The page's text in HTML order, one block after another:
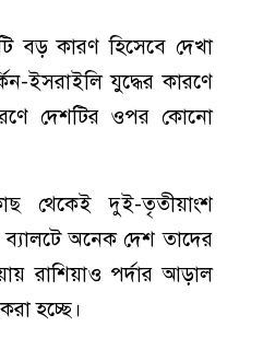
বড় কারণ হিসেবে দেখা
ইসরাইলি যুদ্ধের কারণে
দেশটির ওপর কোনো
থেকেই দুই-তৃতীয়াংশ
ব্যালটে অনেক দেশ তাদের
রাশিয়াও পর্দার আড়াল
হচ্ছে।